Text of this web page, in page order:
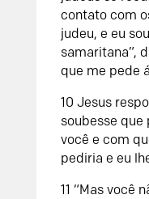
contato com
judeu, e eu
samaritana”,
que me pede
10 Jesus
soubesse que
você e com
pediria e eu
11 “Mas você